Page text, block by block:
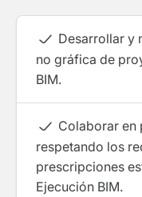
Desarrollar y
no gráfica de
BIM.
Colaborar en
respetando los
prescripciones
Ejecución BIM.